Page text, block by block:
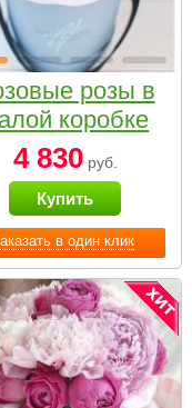
в один клик
розы в
коробке
4 830руб.
Купить